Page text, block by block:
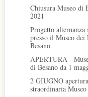
Chiusura Museo di
2021
Progetto
presso il Museo dei
Besano
APERTURA -
di Besano da 1
2 GIUGNO apertura
straordinaria